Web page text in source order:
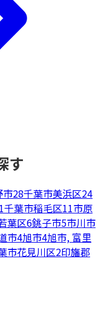
す
市28千葉市美浜区24
千葉市稲毛区11市原
葉区6銚子市5市川市
市4旭市4旭市, 富里
市花見川区2印旛郡